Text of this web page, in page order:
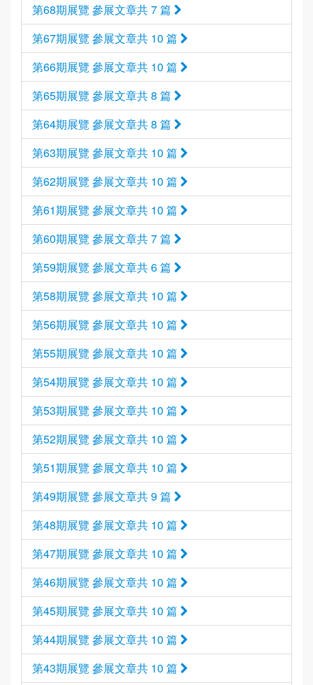
第68期展覽 參展文章共 7 篇
第67期展覽 參展文章共 10 篇
第66期展覽 參展文章共 10 篇
第65期展覽 參展文章共 8 篇
第64期展覽 參展文章共 8 篇
第63期展覽 參展文章共 10 篇
第62期展覽 參展文章共 10 篇
第61期展覽 參展文章共 10 篇
第60期展覽 參展文章共 7 篇
第59期展覽 參展文章共 6 篇
第58期展覽 參展文章共 10 篇
第56期展覽 參展文章共 10 篇
第55期展覽 參展文章共 10 篇
第54期展覽 參展文章共 10 篇
第53期展覽 參展文章共 10 篇
第52期展覽 參展文章共 10 篇
第51期展覽 參展文章共 10 篇
第49期展覽 參展文章共 9 篇
第48期展覽 參展文章共 10 篇
第47期展覽 參展文章共 10 篇
第46期展覽 參展文章共 10 篇
第45期展覽 參展文章共 10 篇
第44期展覽 參展文章共 10 篇
第43期展覽 參展文章共 10 篇